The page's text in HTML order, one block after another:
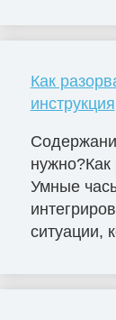
Как
инструкция
нужно?Как
Умные
ситуации,